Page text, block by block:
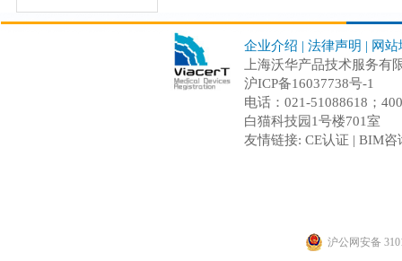
企业介绍 | 法律声明 | 网站
上海沃华产品技术服务有
沪ICP备16037738号-1
电话：021-51088618；
白猫科技园1号楼701室
友情链接: CE认证 | BIM咨
沪公网安备